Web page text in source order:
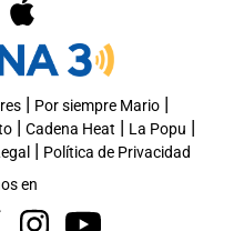
| Por siempre Mario|
| Cadena Heat | La Popu |
| Política de Privacidad
en